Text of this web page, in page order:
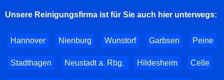
Unsere Reinigungsfirma ist für Sie auch hier unterwegs:
Hannover Nienburg Wunstorf Garbsen Peine
Stadthagen Neustadt a. Rbg. Hildesheim Celle